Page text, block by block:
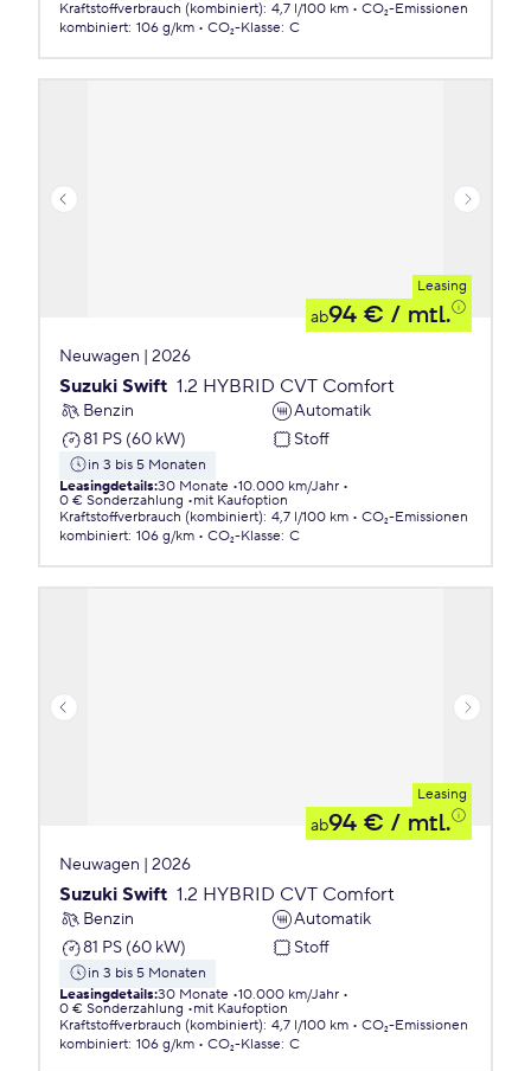
Kraftstoffverbrauch (kombiniert): 4,7 l/100 km
CO₂-Emissionen
kombiniert: 106 g/km CO₂-Klasse: C
Leasing
ab94 € / mtl.
Neuwagen | 2026
Suzuki Swift 1.2 HYBRID CVT Comfort
Benzin
Automatik
81 PS (60 kW)
Stoff
in 3 bis 5 Monaten
Leasingdetails:30 Monate 10.000 km/Jahr
0 € Sonderzahlung
mit Kaufoption
Kraftstoffverbrauch (kombiniert): 4,7 l/100 km
CO₂-Emissionen
kombiniert: 106 g/km CO₂-Klasse: C
Leasing
ab94 € / mtl.
Neuwagen | 2026
Suzuki Swift 1.2 HYBRID CVT Comfort
Benzin
Automatik
81 PS (60 kW)
Stoff
in 3 bis 5 Monaten
Leasingdetails:30 Monate 10.000 km/Jahr
0 € Sonderzahlung
mit Kaufoption
Kraftstoffverbrauch (kombiniert): 4,7 l/100 km
CO₂-Emissionen
kombiniert: 106 g/km CO₂-Klasse: C